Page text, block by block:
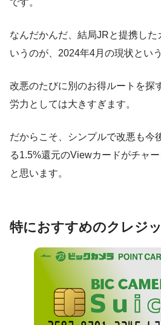
です。
なんだかんだ、結局JRと提携した
いうのが、2024年4月の現状とい
改悪のたびに別のお得ルートを探
労力としては大きすぎます。
だからこそ、シンプルで改悪も今
る1.5%還元のViewカードがチャ
と思います。
特におすすめのクレジ